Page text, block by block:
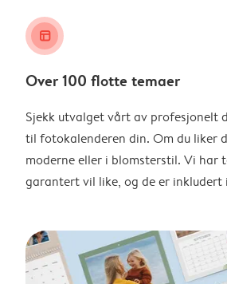
layout_alt
Over 100 flotte temaer
Sjekk utvalget vårt av profesjonelt
til fotokalenderen din. Om du liker
moderne eller i blomsterstil. Vi har
garantert vil like, og de er inkludert